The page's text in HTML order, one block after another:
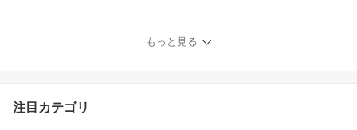
もっと見る
注目カテゴリ